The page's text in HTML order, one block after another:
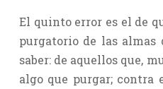
El quinto error es el de
purgatorio de las almas
saber: de aquellos que,
algo que purgar; contra